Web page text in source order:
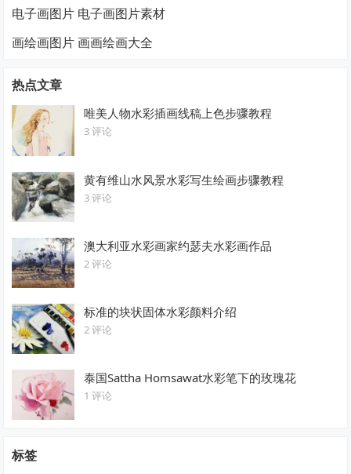
电子画图片 电子画图片素材
画绘画图片 画画绘画大全
热点文章
唯美人物水彩插画线稿上色步骤教程
3 评论
黄有维山水风景水彩写生绘画步骤教程
3 评论
澳大利亚水彩画家约瑟夫水彩画作品
2 评论
标准的块状固体水彩颜料介绍
2 评论
泰国Sattha Homsawat水彩笔下的玫瑰花
1 评论
标签